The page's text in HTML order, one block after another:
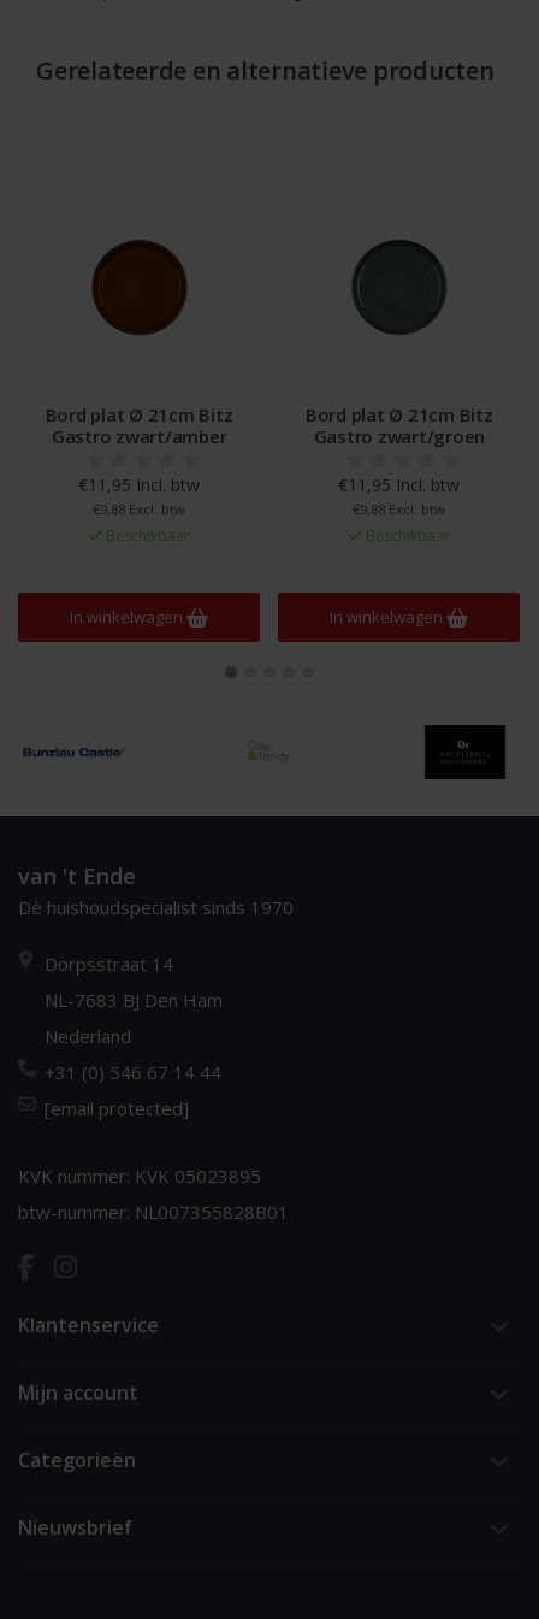
Gerelateerde en alternatieve producten
plat Ø 21cm Bitz
zwart/amber
€11,95 Incl. btw
€9,88 Excl. btw
Beschikbaar
winkelwagen
Bord plat Ø 21cm Bitz
Gastro zwart/groen
€11,95 Incl. btw
€9,88 Excl. btw
Beschikbaar
In winkelwagen
Bord
van 't Ende
Dè huishoudspecialist sinds 1970
Dorpsstraat 14
NL-7683 BJ Den Ham
Nederland
+31 (0) 546 67 14 44
[email protected]
KVK nummer: KVK 05023895
btw-nummer: NL007355828B01
Klantenservice
Mijn account
Categorieën
Nieuwsbrief